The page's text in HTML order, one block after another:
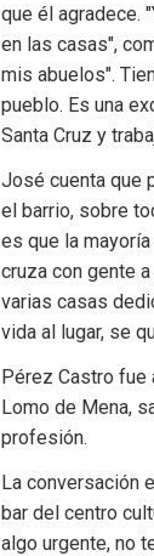
que él agradece.
en las casas",
mis abuelos".
pueblo. Es una
Santa Cruz y
José cuenta que
el barrio, sobre
es que la
cruza con gente
varias casas
vida al lugar, se
Pérez Castro fue
Lomo de Mena,
profesión.
La conversación
bar del centro
algo urgente, no